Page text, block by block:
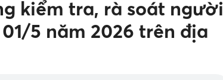
kiểm tra, rà soát người
5 năm 2026 trên địa